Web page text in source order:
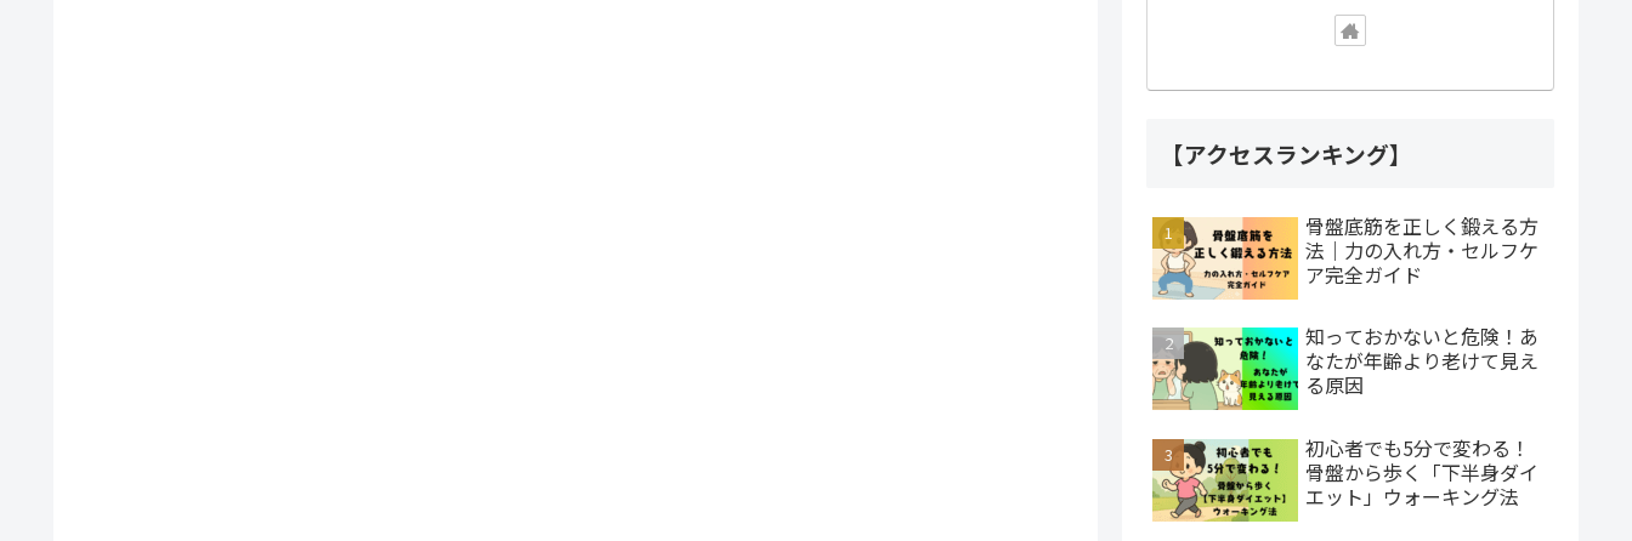
【アクセスランキング】
骨盤底筋を正しく鍛える方
法｜力の入れ方・セルフケ
ア完全ガイド
知っておかないと危険！あ
なたが年齢より老けて見え
る原因
初心者でも5分で変わる！
骨盤から歩く「下半身ダイ
エット」ウォーキング法